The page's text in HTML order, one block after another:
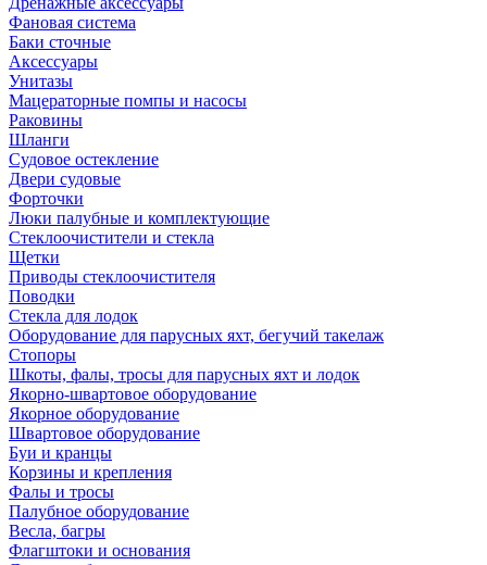
Фановая система
Баки сточные
Аксессуары
Унитазы
Мацераторные помпы и насосы
Раковины
Шланги
Судовое остекление
Двери судовые
Форточки
Люки палубные и комплектующие
Стеклоочистители и стекла
Щетки
Приводы стеклоочистителя
Поводки
Стекла для лодок
Оборудование для парусных яхт, бегучий такелаж
Стопоры
Шкоты, фалы, тросы для парусных яхт и лодок
Якорно-швартовое оборудование
Якорное оборудование
Швартовое оборудование
Буи и кранцы
Корзины и крепления
Фалы и тросы
Палубное оборудование
Весла, багры
Флагштоки и основания